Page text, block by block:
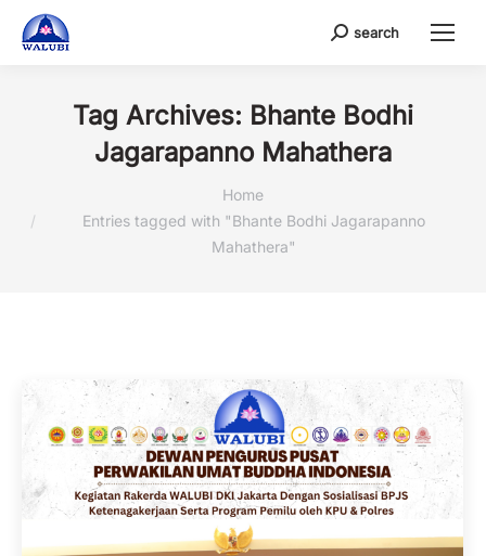
Search:
search
Tag Archives: Bhante Bodhi
Jagarapanno Mahathera
Home
Entries tagged with "Bhante Bodhi Jagarapanno
Mahathera"